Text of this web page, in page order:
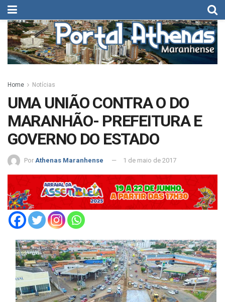
Home Notícias
UMA UNIÃO CONTRA O DO
MARANHÃO- PREFEITURA E
GOVERNO DO ESTADO
Por Athenas Maranhense 1 de maio de 2017